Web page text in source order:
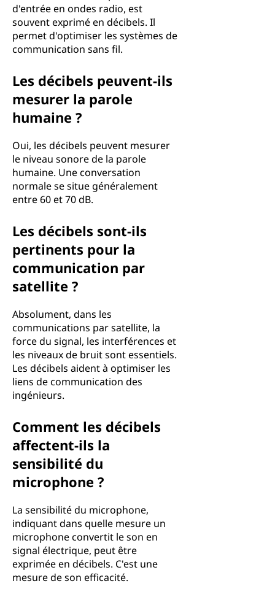
d'entrée en ondes radio, est
souvent exprimé en décibels. Il
permet d'optimiser les systèmes de
communication sans fil.
Les décibels peuvent-ils
mesurer la parole
humaine ?
Oui, les décibels peuvent mesurer
le niveau sonore de la parole
humaine. Une conversation
normale se situe généralement
entre 60 et 70 dB.
Les décibels sont-ils
pertinents pour la
communication par
satellite ?
Absolument, dans les
communications par satellite, la
force du signal, les interférences et
les niveaux de bruit sont essentiels.
Les décibels aident à optimiser les
liens de communication des
ingénieurs.
Comment les décibels
affectent-ils la
sensibilité du
microphone ?
La sensibilité du microphone,
indiquant dans quelle mesure un
microphone convertit le son en
signal électrique, peut être
exprimée en décibels. C'est une
mesure de son efficacité.